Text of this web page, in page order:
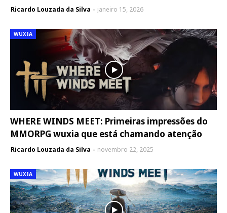
Ricardo Louzada da Silva janeiro 15, 2026
WUXIA
WHERE WINDS MEET: Primeiras impressões do
MMORPG wuxia que está chamando atenção
Ricardo Louzada da Silva novembro 22, 2025
WUXIA